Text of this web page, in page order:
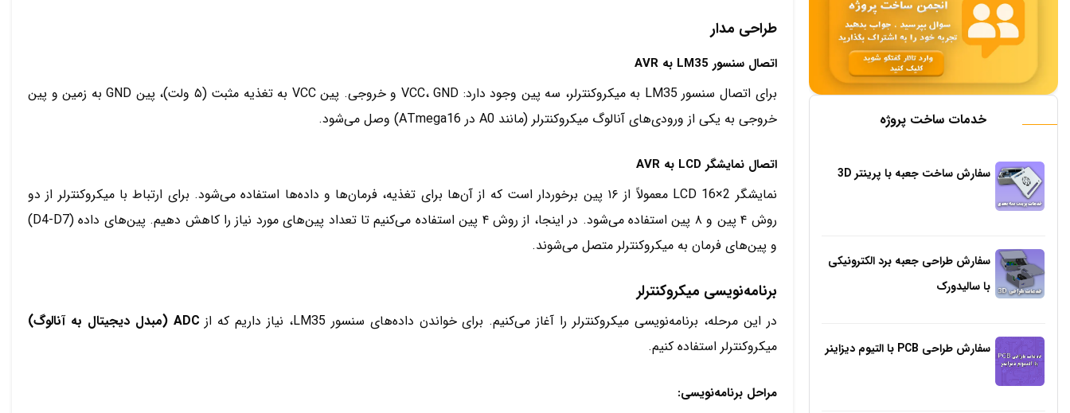
خدمات ساخت پروژه
سفارش ساخت جعبه با پرینتر 3D
سفارش طراحی جعبه برد الکترونیکی
با سالیدورک
سفارش طراحی PCB با التیوم دیزاینر
طراحی مدار
اتصال سنسور LM35 به AVR
برای اتصال سنسور LM35 به میکروکنترلر، سه پین وجود دارد: VCC، GND و خروجی. پین VCC به تغذیه مثبت (۵ ولت)، پین GND به زمین و پین
خروجی به یکی از ورودی‌های آنالوگ میکروکنترلر (مانند A0 در ATmega16) وصل می‌شود.
اتصال نمایشگر LCD به AVR
نمایشگر LCD 16×2 معمولاً از ۱۶ پین برخوردار است که از آن‌ها برای تغذیه، فرمان‌ها و داده‌ها استفاده می‌شود. برای ارتباط با میکروکنترلر از دو
روش ۴ پین و ۸ پین استفاده می‌شود. در اینجا، از روش ۴ پین استفاده می‌کنیم تا تعداد پین‌های مورد نیاز را کاهش دهیم. پین‌های داده (D4-D7)
و پین‌های فرمان به میکروکنترلر متصل می‌شوند.
برنامه‌نویسی میکروکنترلر
در این مرحله، برنامه‌نویسی میکروکنترلر را آغاز می‌کنیم. برای خواندن داده‌های سنسور LM35، نیاز داریم که از
ADC (مبدل دیجیتال به آنالوگ)
میکروکنترلر استفاده کنیم.
مراحل برنامه‌نویسی: